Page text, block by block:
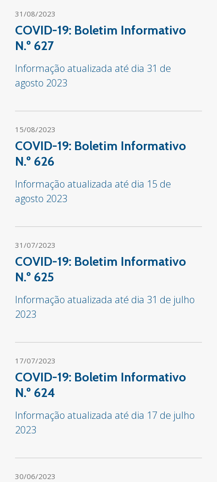
31/08/2023
COVID-19: Boletim Informativo
N.º 627
Informação atualizada até dia 31 de
agosto 2023
15/08/2023
COVID-19: Boletim Informativo
N.º 626
Informação atualizada até dia 15 de
agosto 2023
31/07/2023
COVID-19: Boletim Informativo
N.º 625
Informação atualizada até dia 31 de julho
2023
17/07/2023
COVID-19: Boletim Informativo
N.º 624
Informação atualizada até dia 17 de julho
2023
30/06/2023